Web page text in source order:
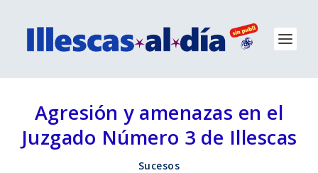
Agresión y amenazas en el
Juzgado Número 3 de Illescas
Sucesos